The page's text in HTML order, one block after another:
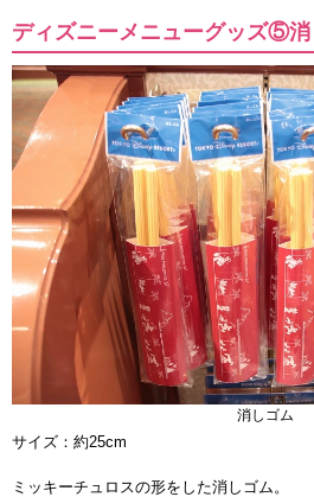
ディズニーメニューグッズ⑤消
消しゴム
サイズ：約25cm
ミッキーチュロスの形をした消しゴム。